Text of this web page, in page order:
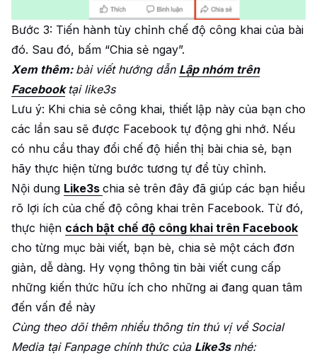
Bước 3: Tiến hành tùy chỉnh chế độ công khai của bài
đó. Sau đó, bấm “Chia sẻ ngay”.
Xem thêm: bài viết hướng dẫn Lập nhóm trên
Facebook tại like3s
Lưu ý: Khi chia sẻ công khai, thiết lập này của bạn cho
các lần sau sẽ được Facebook tự động ghi nhớ. Nếu
có nhu cầu thay đổi chế độ hiển thị bài chia sẻ, bạn
hãy thực hiện từng bước tương tự để tùy chỉnh.
Nội dung Like3s chia sẻ trên đây đã giúp các bạn hiểu
rõ lợi ích của chế độ công khai trên Facebook. Từ đó,
thực hiện cách bật chế độ công khai trên Facebook
cho từng mục bài viết, bạn bè, chia sẻ một cách đơn
giản, dễ dàng. Hy vọng thông tin bài viết cung cấp
những kiến thức hữu ích cho những ai đang quan tâm
đến vấn đề này
Cùng theo dõi thêm nhiều thông tin thú vị về Social
Media tại Fanpage chính thức của Like3s nhé: